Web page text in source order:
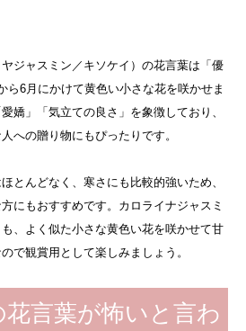
ジャスミン／キソケイ）の花言葉は「優
ら6月にかけて黄色い小さな花を咲かせま
嬌」「気立ての良さ」を象徴しており、
への贈り物にもぴったりです。
とんどなく、寒さにも比較的強いため、
にもおすすめです。カロライナジャスミ
、よく似た小さな黄色い花を咲かせて甘
で観賞用として楽しみましょう。
言葉が怖いと言わ